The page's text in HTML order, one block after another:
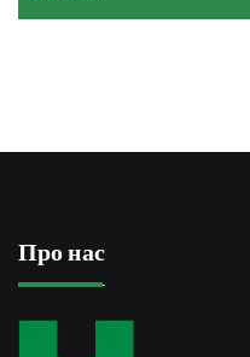
Про нас